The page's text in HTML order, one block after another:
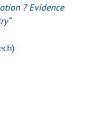
? Evidence